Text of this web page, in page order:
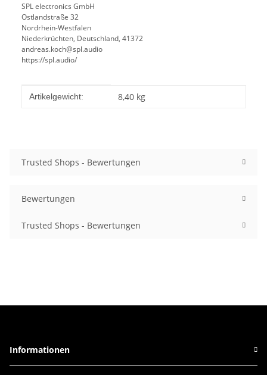
SPL electronics GmbH
Ostlandstraße 32
Nordrhein-Westfalen
Niederkrüchten, Deutschland, 41372
andreas.koch@spl.audio
https://spl.audio/
Produkteigenschaft
Wert
Artikelgewicht: 8,40 kg
Trusted Shops - Bewertungen
Bewertungen
Trusted Shops - Bewertungen
Informationen